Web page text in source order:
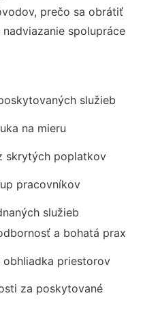
prečo sa obrátiť
nadviazanie spolupráce
služieb
na mieru
skrytých poplatkov
pracovníkov
služieb
a bohatá prax
obhliadka priestorov
za poskytované